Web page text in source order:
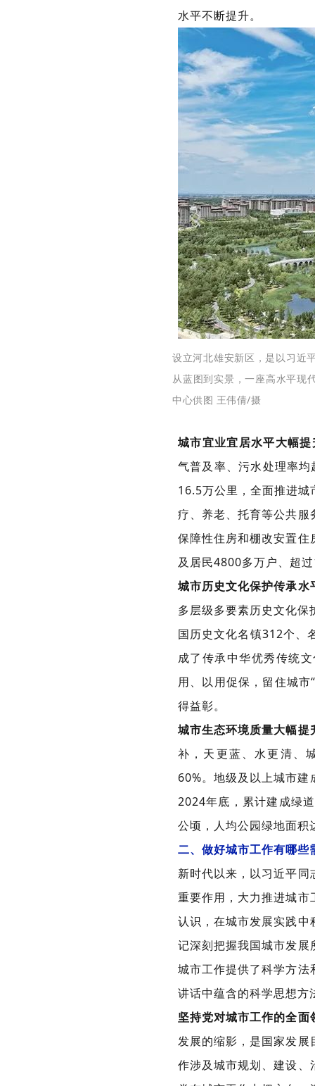
水平不断提升。
设立河北雄安新区，是以习近
从蓝图到实景，一座高水平现
中心供图 王伟倩/摄
城市宜业宜居水平大幅
气普及率、污水处理率
16.5万公里，全面推进
疗、养老、托育等公共
保障性住房和棚改安置
及居民4800多万户、超
城市历史文化保护传承水
多层级多要素历史文化
国历史文化名镇312个、
成了传承中华优秀传统
用、以用促保，留住城
得益彰。
城市生态环境质量大幅提
补，天更蓝、水更清、
60%。地级及以上城市
2024年底，累计建成绿
公顷，人均公园绿地面
二、做好城市工作有哪
新时代以来，以习近平
重要作用，大力推进城
认识，在城市发展实践
记深刻把握我国城市发
城市工作提供了科学方
讲话中蕴含的科学思想
坚持党对城市工作的全面
发展的缩影，是国家发
作涉及城市规划、建设